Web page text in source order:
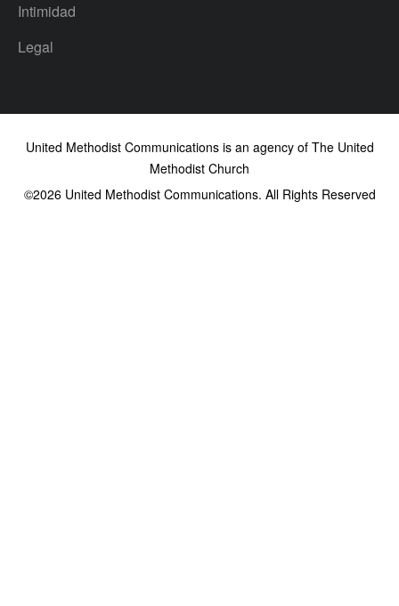
Intimidad
Legal
United Methodist Communications is an agency of The United
Methodist Church
©2026United Methodist Communications. All Rights Reserved